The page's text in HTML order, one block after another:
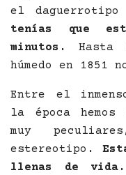
el daguerrotipo
tenías que
minutos.
Hasta
húmedo en 1851
Entre el
la época hemos
muy
estereotipo.
llenas de vida.